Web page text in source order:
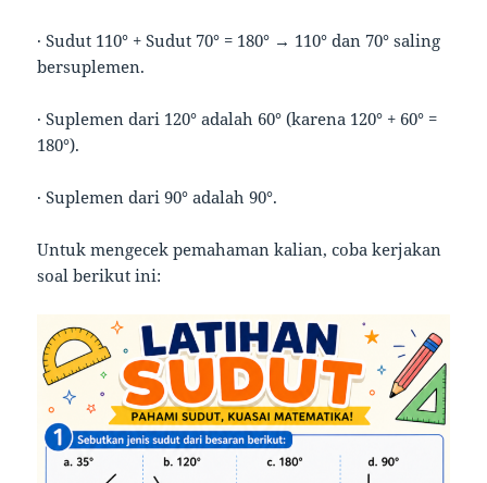
· Sudut 110° + Sudut 70° = 180° → 110° dan 70° saling
bersuplemen.
· Suplemen dari 120° adalah 60° (karena 120° + 60° =
180°).
· Suplemen dari 90° adalah 90°.
Untuk mengecek pemahaman kalian, coba kerjakan
soal berikut ini: